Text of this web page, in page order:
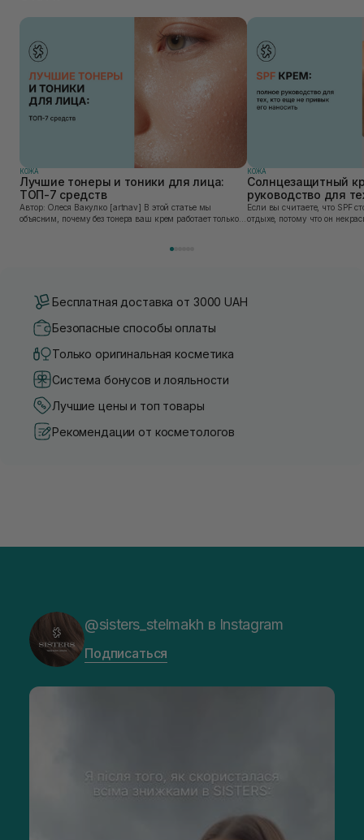
КОЖА
Лучшие тонеры и тоники для лица:
ТОП-7 средств
Автор: Олеся Вакулко [artnav] В этой статье мы
объясним, почему без тонера ваш крем работает только
КОЖА
Солнцезащитный
руководство для
привык его
Если вы считаете, что SPF
отдыхе, потому что он
Бесплатная доставка от 3000 UAH
Безопасные способы оплаты
Только оригинальная косметика
Система бонусов и лояльности
Лучшие цены и топ товары
Рекомендации от косметологов
@sisters_stelmakh в Instagram
Подписаться